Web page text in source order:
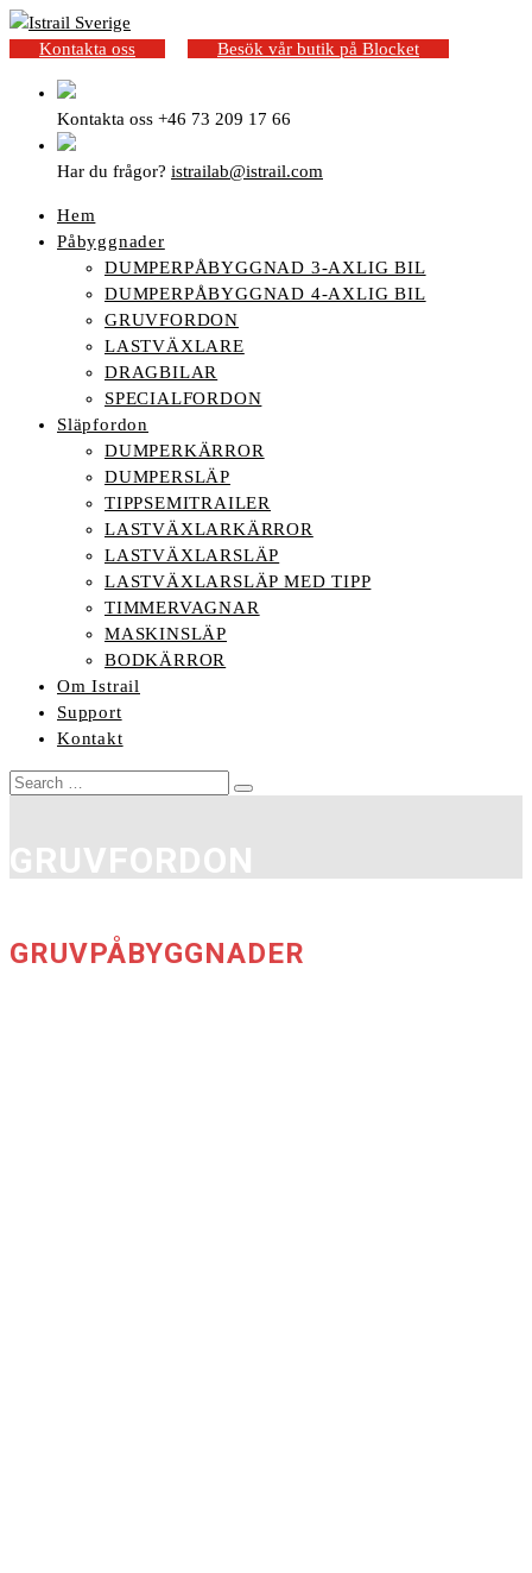
Kontakta oss Besök vår butik på Blocket
Kontakta oss +46 73 209 17 66
Har du frågor? istrailab@istrail.com
Hem
Påbyggnader
DUMPERPÅBYGGNAD 3-AXLIG BIL
DUMPERPÅBYGGNAD 4-AXLIG BIL
GRUVFORDON
LASTVÄXLARE
DRAGBILAR
SPECIALFORDON
Släpfordon
DUMPERKÄRROR
DUMPERSLÄP
TIPPSEMITRAILER
LASTVÄXLARKÄRROR
LASTVÄXLARSLÄP
LASTVÄXLARSLÄP MED TIPP
TIMMERVAGNAR
MASKINSLÄP
BODKÄRROR
Om Istrail
Support
Kontakt
Search
SEARCH
GRUVFORDON
GRUVPÅBYGGNADER